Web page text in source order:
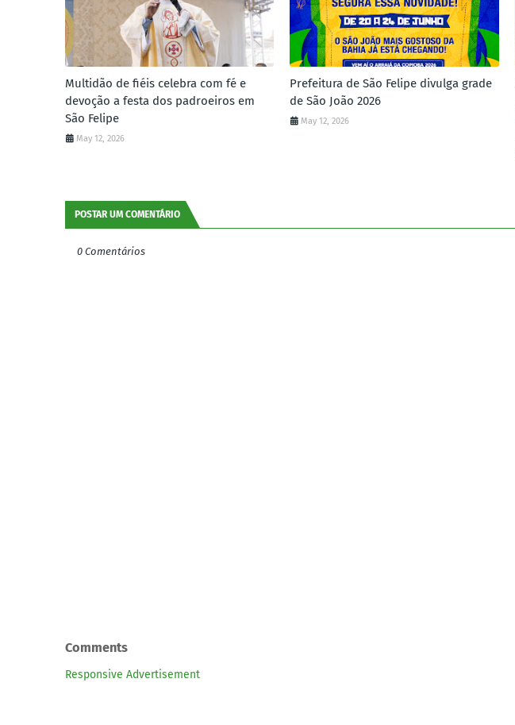
Multidão de fiéis celebra com fé e
devoção a festa dos padroeiros em
São Felipe
May 12, 2026
Prefeitura de São Felipe divulga grade
de São João 2026
May 12, 2026
POSTAR UM COMENTÁRIO
0 Comentários
Comments
Responsive Advertisement